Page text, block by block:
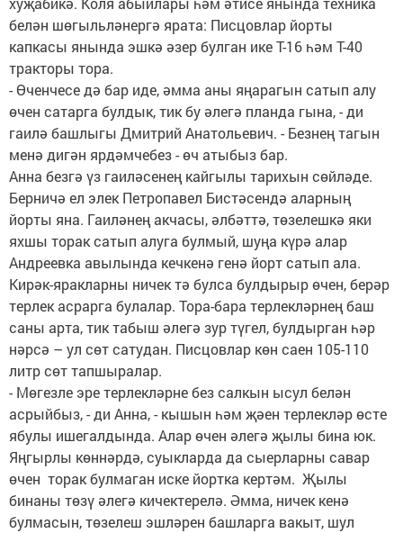
белән шөгыльләнергә ярата: Писцовлар йорты
капкасы янында эшкә әзер булган ике Т-16 һәм Т-40
тракторы тора.
- Өченчесе дә бар иде, әмма аны яңарагын сатып алу
өчен сатарга булдык, тик бу әлегә планда гына, - ди
гаилә башлыгы Дмитрий Анатольевич. - Безнең тагын
менә дигән ярдәмчебез - өч атыбыз бар.
Анна безгә үз гаиләсенең кайгылы тарихын сөйләде.
Берничә ел элек Петропавел Бистәсендә аларның
йорты яна. Гаиләнең акчасы, әлбәттә, төзелешкә яки
яхшы торак сатып алуга булмый, шуңа күрә алар
Андреевка авылында кечкенә генә йорт сатып ала.
Кирәк-яракларны ничек тә булса булдырыр өчен, берәр
терлек асрарга булалар. Тора-бара терлекләрнең баш
саны арта, тик табыш әлегә зур түгел, булдырган һәр
нәрсә – ул сөт сатудан. Писцовлар көн саен 105-110
литр сөт тапшыралар.
- Мөгезле эре терлекләрне без салкын ысул белән
асрыйбыз, - ди Анна, - кышын һәм җәен терлекләр өсте
ябулы ишегалдында. Алар өчен әлегә җылы бина юк.
Яңгырлы көннәрдә, суыкларда да сыерларны савар
өчен торак булмаган иске йортка кертәм. Җылы
бинаны төзү әлегә кичектерелә. Әмма, ничек кенә
булмасын, төзелеш эшләрен башларга вакыт, шул